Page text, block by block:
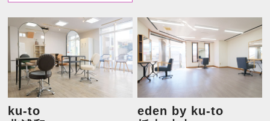
ku-to
eden by ku-to